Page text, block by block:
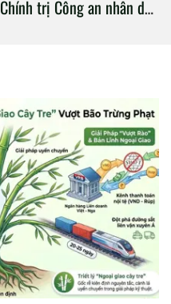
Chính trị Công an nhân dân